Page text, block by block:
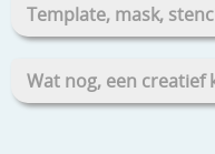
Template, mask,
Wat nog, een creatief